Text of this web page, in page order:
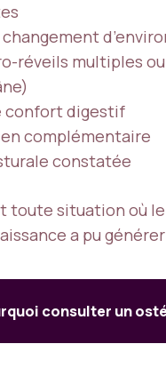
réveils multiples
confort digestif
complémentaire
constatée
toute situation où le
a pu
consulter un